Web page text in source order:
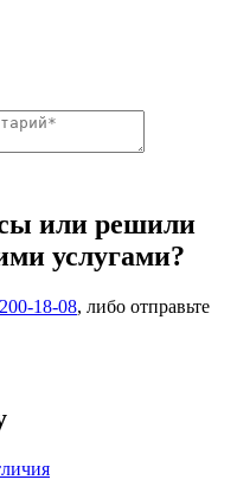
или решили
услугами?
18-08, либо отправьте